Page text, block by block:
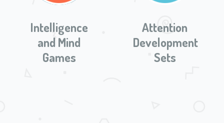
Intelligence
and Mind
Games
Attention
Development
Sets